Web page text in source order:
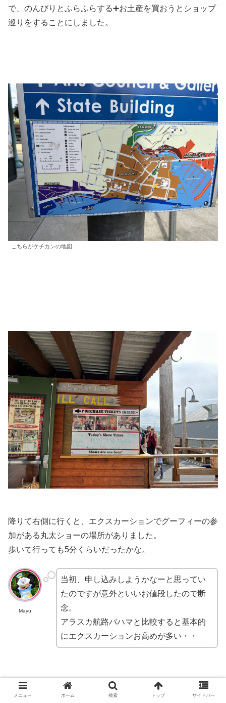
で、のんびりとふらふらする➕お土産を買おうとショップ
巡りをすることにしました。
こちらがケチカンの地図
降りて右側に行くと、エクスカーションでグーフィーの参
加がある丸太ショーの場所がありました。
歩いて行っても5分くらいだったかな。
Mayu
当初、申し込みしようかなーと思ってい
たのですが意外といいお値段したので断
念。
アラスカ航路バハマと比較すると基本的
にエクスカーションお高めが多い・・
メニュー ホーム 検索 トップ サイドバー